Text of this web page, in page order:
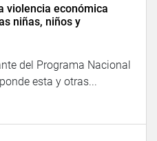
violencia económica
niñas, niños y
del Programa Nacional
esta y otras...